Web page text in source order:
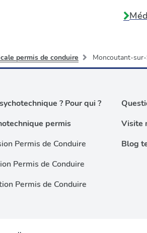
permis de conduire Moncoutant-
? Pour qui ?
permis
Permis de Conduire
Permis de Conduire
Permis de Conduire
Visite
Blog